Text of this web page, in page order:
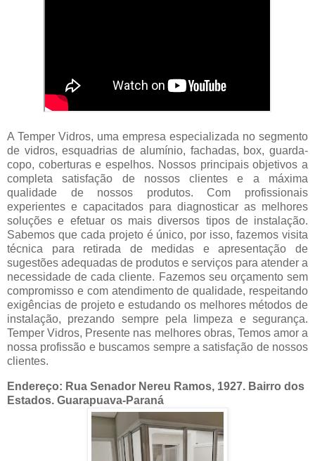
A Temper Vidros, uma empresa especializada no segmento
de vidros, esquadrias de alumínio, fachadas, box, guarda-
copo, coberturas e espelhos. Nossos principais objetivos a
completa satisfação de nossos clientes e a máxima
qualidade de nossos produtos. Com profissionais
experientes e capacitados para diagnosticar as melhores
soluções e efetuar os mais diversos tipos de instalação.
Sabemos que cada projeto é único, por isso, fazemos visita
técnica para retirada de medidas e apresentação de
sugestões adequadas de produtos e serviços para atender a
necessidade de cada cliente. Fazemos seu orçamento sem
compromisso e com atendimento de qualidade, respeitando
exigências de projeto e estudando os melhores métodos de
instalação, prezando sempre pela limpeza e segurança.
Temper Vidros, Presente nas melhores obras, Temos amor a
nossa profissão e buscamos sempre a satisfação de nossos
clientes.
Endereço: Rua Senador Nereu Ramos, 1927. Bairro dos
Estados. Guarapuava-Paraná